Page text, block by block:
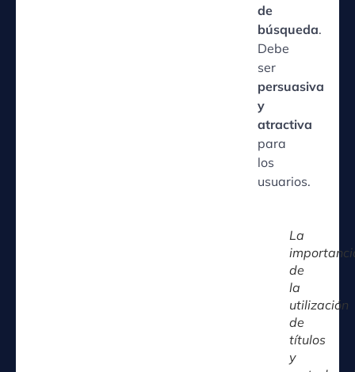
de
búsqueda.
Debe
ser
persuasiva
y
atractiva
para
los
usuarios.
La
de
la
utilización
de
títulos
y